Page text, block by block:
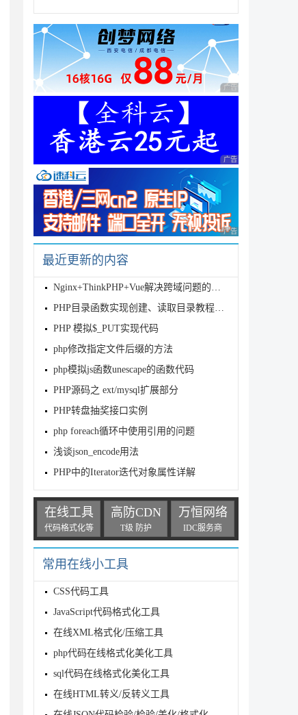
广告 商业广告，理性
广告 商业广告，理性
广告 商业广告，理性
最近更新的内容
Nginx+ThinkPHP+Vue解决跨域问题的方法详解
PHP目录函数实现创建、读取目录教程实例
PHP 模拟$_PUT实现代码
php修改指定文件后缀的方法
php模拟js函数unescape的函数代码
PHP源码之 ext/mysql扩展部分
PHP转盘抽奖接口实例
php foreach循环中使用引用的问题
浅谈json_encode用法
PHP中的Iterator迭代对象属性详解
在线工具
代码格式化等
高防CDN
T级 防护
万恒网络
IDC服务商
常用在线小工具
CSS代码工具
JavaScript代码格式化工具
在线XML格式化/压缩工具
php代码在线格式化美化工具
sql代码在线格式化美化工具
在线HTML转义/反转义工具